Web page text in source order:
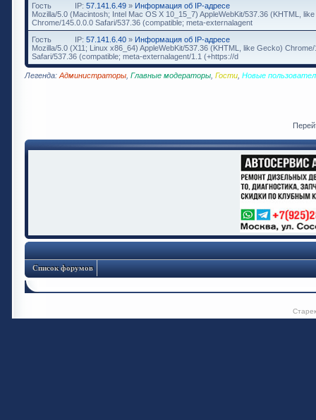
Гость
IP: 57.141.6.49 » Информация об IP-адресе
Mozilla/5.0 (Macintosh; Intel Mac OS X 10_15_7) AppleWebKit/537.36 (KHTML,
Chrome/145.0.0.0 Safari/537.36 (compatible; meta-externalagent
Гость
IP: 57.141.6.40 » Информация об IP-адресе
Mozilla/5.0 (X11; Linux x86_64) AppleWebKit/537.36 (KHTML, like Gecko)
Safari/537.36 (compatible; meta-externalagent/1.1 (+https://d
Легенда: Администраторы Главные модераторы Гости Новые
Список форумов